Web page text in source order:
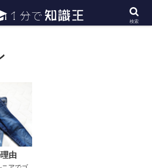
常識・知識や雑学・豆知識を幅広く紹介
由
検索